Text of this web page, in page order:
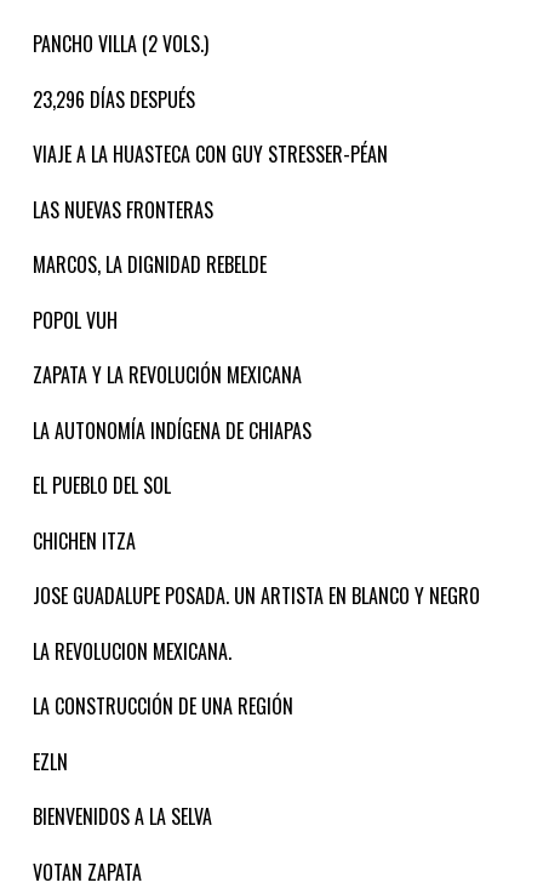
PANCHO VILLA (2 VOLS.)
23,296 DÍAS DESPUÉS
VIAJE A LA HUASTECA CON GUY STRESSER-PÉAN
LAS NUEVAS FRONTERAS
MARCOS, LA DIGNIDAD REBELDE
POPOL VUH
ZAPATA Y LA REVOLUCIÓN MEXICANA
LA AUTONOMÍA INDÍGENA DE CHIAPAS
EL PUEBLO DEL SOL
CHICHEN ITZA
JOSE GUADALUPE POSADA. UN ARTISTA EN BLANCO Y NEGRO
LA REVOLUCION MEXICANA.
LA CONSTRUCCIÓN DE UNA REGIÓN
EZLN
BIENVENIDOS A LA SELVA
VOTAN ZAPATA